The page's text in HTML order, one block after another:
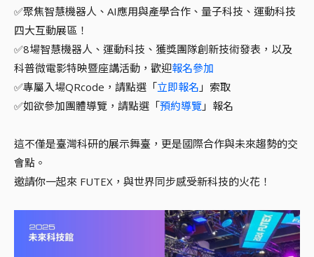
✅聚焦智慧機器人、AI應用與產學合作、量子科技、運動科技
四大互動展區！
✅8場智慧機器人、運動科技、獲獎團隊創新技術發表，以及
科普微電影特映暨座講活動，歡迎報名參加
✅專屬入場QRcode，請點選「立即報名 」索取
✅如欲參加團體導覽，請點選「預約導覽 」報名
這不僅是臺灣科研的展示舞臺，更是國際合作與未來趨勢的交
會點。
邀請你一起來 FUTEX，與世界同步感受新科技的火花！